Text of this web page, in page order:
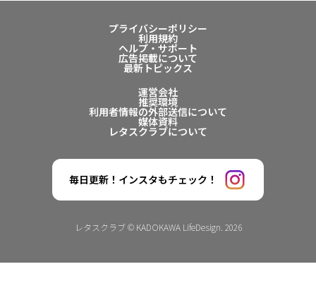
プライバシーポリシー
利用規約
ヘルプ・サポート
広告掲載について
最新トピックス
運営会社
推奨環境
利用者情報の外部送信について
媒体資料
レタスクラブについて
毎日更新！インスタもチェック！
レタスクラブ © KADOKAWA LifeDesign. 2026